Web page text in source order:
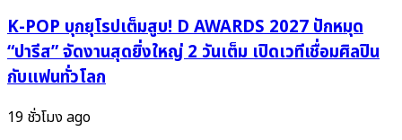
และ
ความ
ใส่ใจ
ที่
ประทับ
ใจ
เต็ม
ในปี 2025
K-POP บุกยุโรปเต็มสูบ! D AWARDS 2027 ปักหมุด
“ปารีส” จัดงานสุดยิ่งใหญ่ 2 วันเต็ม เปิดเวทีเชื่อมศิลปิน
กับแฟนทั่วโลก
19 ชั่วโมง ago